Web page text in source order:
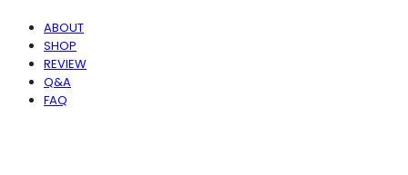
ABOUT
SHOP
REVIEW
Q&A
FAQ